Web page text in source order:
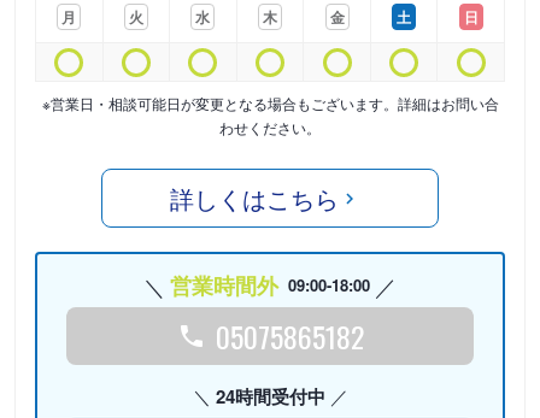
月
火
水
木
金
土
日
※営業日・相談可能日が変更となる場合もございます。詳細はお問い合
わせください。
詳しくはこちら
営業時間外 09:00-18:00
05075865182
24時間受付中